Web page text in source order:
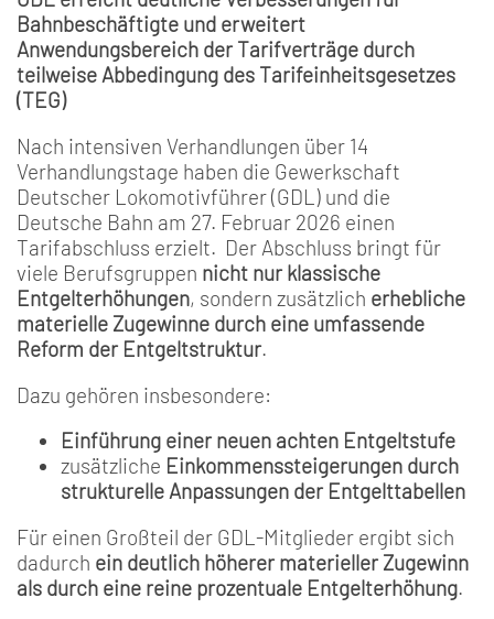
Bahnbeschäftigte und erweitert
Anwendungsbereich der Tarifverträge durch
teilweise Abbedingung des Tarifeinheitsgesetzes
(TEG)
Nach intensiven Verhandlungen über 14
Verhandlungstage haben die Gewerkschaft
Deutscher Lokomotivführer (GDL) und die
Deutsche Bahn am 27. Februar 2026 einen
Tarifabschluss erzielt. Der Abschluss bringt für
viele Berufsgruppen nicht nur klassische
Entgelterhöhungen, sondern zusätzlich erhebliche
materielle Zugewinne durch eine umfassende
Reform der Entgeltstruktur.
Dazu gehören insbesondere:
Einführung einer neuen achten Entgeltstufe
zusätzliche Einkommenssteigerungen durch
strukturelle Anpassungen der Entgelttabellen
Für einen Großteil der GDL-Mitglieder ergibt sich
dadurch ein deutlich höherer materieller Zugewinn
als durch eine reine prozentuale Entgelterhöhung.